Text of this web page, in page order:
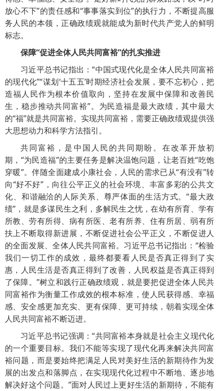
放心不下”的责任感和“事事落实到位”的执行力，不断提高服
务人民的本领，正确政绩观就能成为新时代共产党人的鲜明
标志。
保障“促进全体人民共同富裕”的扎实推进
习近平总书记指出：“中国式现代化是全体人民共同富裕
的现代化”“谋划‘十五五’时期经济社会发展，要不忘初心，把
造福人民作为根本价值取向，坚持在发展中保障和改善民
生，稳步推动共同富裕”。为民造福是最大政绩，其中最大
的“福”就是共同富裕。实现共同富裕，需要正确政绩观提供强
大思想动力和科学方法指引。
共同富裕，是中国人民的共同期盼。在改革开放初
期，“为民造福”的主要任务是解决温饱问题，让老百姓“吃饱
穿暖”。伴随全面建成小康社会，人民的需求已从“有没有”转
向“好不好”，向往公平正义的社会环境、丰富多彩的公共文
化、和谐融洽的人际关系、尊严体面的生活方式。“最大政
绩”，就是多谋民生之利，多解民生之忧，在幼有所育、学有
所教、劳有所得、病有所医、老有所养、住有所居、弱有所
扶上不断取得新进展，不断促进社会公平正义，不断促进人
的全面发展、全体人民共同富裕。习近平总书记指出：“检验
我们一切工作的成效，最终都要看人民是否真正得到了实
惠，人民生活是否真正得到了改善，人民权益是否真正得到
了保障。”树立和践行正确政绩观，就是要把促进全体人民共
同富裕作为衡量工作成效的根本标准，使人民获得感、幸福
感、安全感更加充实、更有保障、更可持续，朝着实现全体
人民共同富裕不断迈进。
习近平总书记强调：“共同富裕本身就是社会主义现代化
的一个重要目标。我们不能等实现了现代化再来解决共同富
裕问题，而是要始终把满足人民对美好生活的新期待作为发
展的出发点和落脚点，在实现现代化过程中不断地、逐步地
解决好这个问题。”面对人民过上更好生活的新期待，不能有